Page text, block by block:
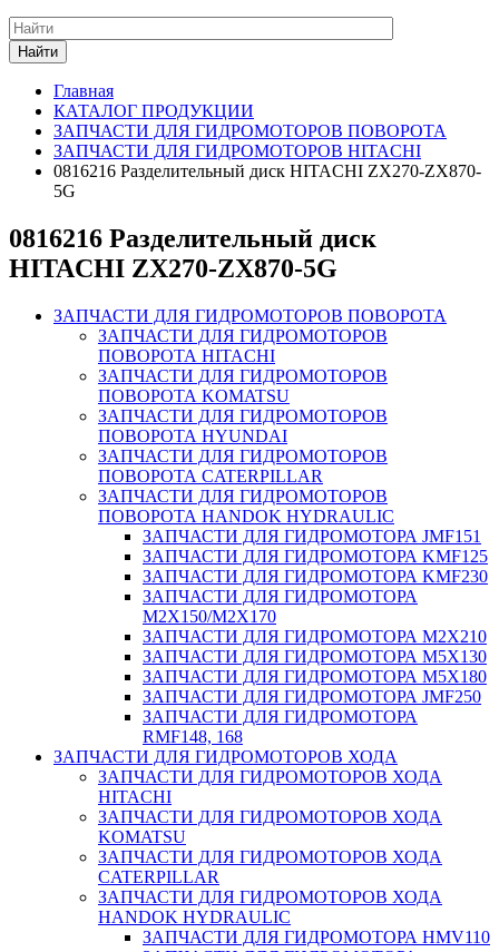
Найти
Главная
КАТАЛОГ ПРОДУКЦИИ
ЗАПЧАСТИ ДЛЯ ГИДРОМОТОРОВ ПОВОРОТА
ЗАПЧАСТИ ДЛЯ ГИДРОМОТОРОВ HITACHI
0816216 Разделительный диск HITACHI ZX270-ZX870-
5G
0816216 Разделительный диск
HITACHI ZX270-ZX870-5G
ЗАПЧАСТИ ДЛЯ ГИДРОМОТОРОВ ПОВОРОТА
ЗАПЧАСТИ ДЛЯ ГИДРОМОТОРОВ
ПОВОРОТА HITACHI
ЗАПЧАСТИ ДЛЯ ГИДРОМОТОРОВ
ПОВОРОТА KOMATSU
ЗАПЧАСТИ ДЛЯ ГИДРОМОТОРОВ
ПОВОРОТА HYUNDAI
ЗАПЧАСТИ ДЛЯ ГИДРОМОТОРОВ
ПОВОРОТА CATERPILLAR
ЗАПЧАСТИ ДЛЯ ГИДРОМОТОРОВ
ПОВОРОТА HANDOK HYDRAULIC
ЗАПЧАСТИ ДЛЯ ГИДРОМОТОРА JMF151
ЗАПЧАСТИ ДЛЯ ГИДРОМОТОРА KMF125
ЗАПЧАСТИ ДЛЯ ГИДРОМОТОРА KMF230
ЗАПЧАСТИ ДЛЯ ГИДРОМОТОРА
M2X150/M2X170
ЗАПЧАСТИ ДЛЯ ГИДРОМОТОРА M2X210
ЗАПЧАСТИ ДЛЯ ГИДРОМОТОРА M5X130
ЗАПЧАСТИ ДЛЯ ГИДРОМОТОРА M5X180
ЗАПЧАСТИ ДЛЯ ГИДРОМОТОРА JMF250
ЗАПЧАСТИ ДЛЯ ГИДРОМОТОРА
RMF148, 168
ЗАПЧАСТИ ДЛЯ ГИДРОМОТОРОВ ХОДА
ЗАПЧАСТИ ДЛЯ ГИДРОМОТОРОВ ХОДА
HITACHI
ЗАПЧАСТИ ДЛЯ ГИДРОМОТОРОВ ХОДА
KOMATSU
ЗАПЧАСТИ ДЛЯ ГИДРОМОТОРОВ ХОДА
CATERPILLAR
ЗАПЧАСТИ ДЛЯ ГИДРОМОТОРОВ ХОДА
HANDOK HYDRAULIC
ЗАПЧАСТИ ДЛЯ ГИДРОМОТОРА HMV110